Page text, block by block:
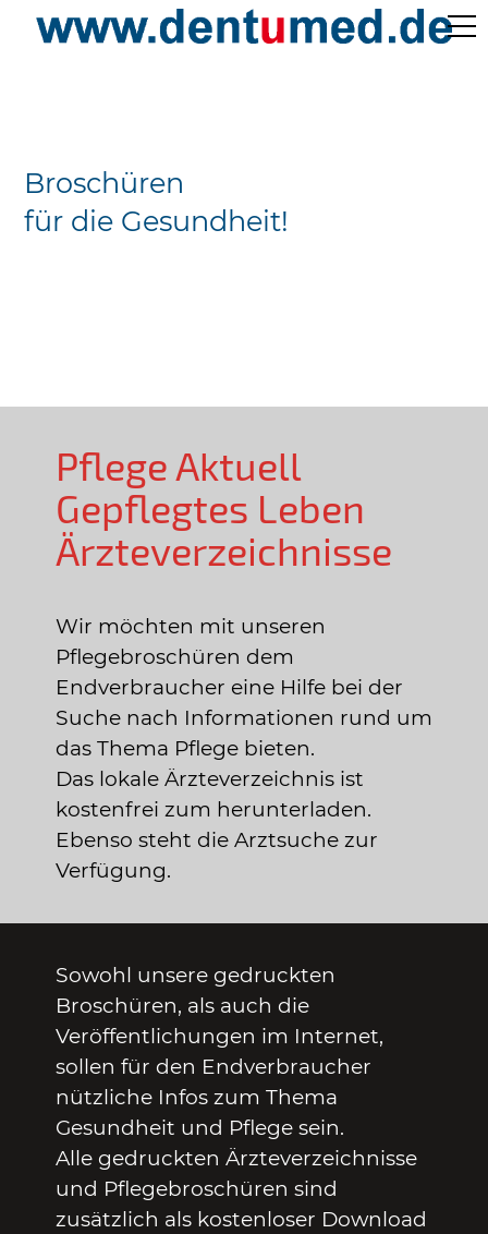
Ärzteverzeichnisse
Broschüren
für die Gesundheit!
Pflege Aktuell
Gepflegtes Leben
Ärzteverzeichnisse
Wir möchten mit unseren
Pflegebroschüren dem
Endverbraucher eine Hilfe bei der
Suche nach Informationen rund um
das Thema Pflege bieten.
Das lokale Ärzteverzeichnis ist
kostenfrei zum herunterladen.
Ebenso steht die Arztsuche zur
Verfügung.
Sowohl unsere gedruckten
Broschüren, als auch die
Veröffentlichungen im Internet,
sollen für den Endverbraucher
nützliche Infos zum Thema
Gesundheit und Pflege sein.
Alle gedruckten Ärzteverzeichnisse
und Pflegebroschüren sind
zusätzlich als kostenloser Download